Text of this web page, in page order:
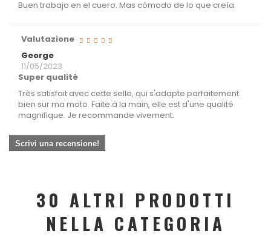
Buen trabajo en el cuero. Mas cómodo de lo que creía.
Valutazione
George
11/05/2023
Super qualité
Très satisfait avec cette selle, qui s'adapte parfaitement
bien sur ma moto. Faite à la main, elle est d'une qualité
magnifique. Je recommande vivement.
Scrivi una recensione!
30 ALTRI PRODOTTI
NELLA CATEGORIA